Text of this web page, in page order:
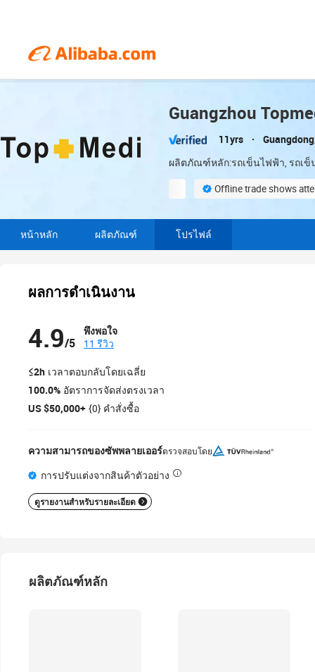
Guangzhou
11yrs
ผลิตภัณฑ์หลัก:รถเข็นไฟฟ้า, รถเข็
Offline trade shows
หน้าหลัก ผลิตภัณฑ์ โปรไฟล์
ผลการดำเนินงาน
4.9/5
พึงพอใจ
11 รีวิว
≤2h เวลาตอบกลับโดยเฉลี่ย
100.0% อัตราการจัดส่งตรงเวลา
US $50,000+ {0} คำสั่งซื้อ
ความสามารถของซัพพลายเออร์ตรวจสอบโดย
การปรับแต่งจากสินค้าตัวอย่าง
ดูรายงานสำหรับรายละเอียด
ผลิตภัณฑ์หลัก